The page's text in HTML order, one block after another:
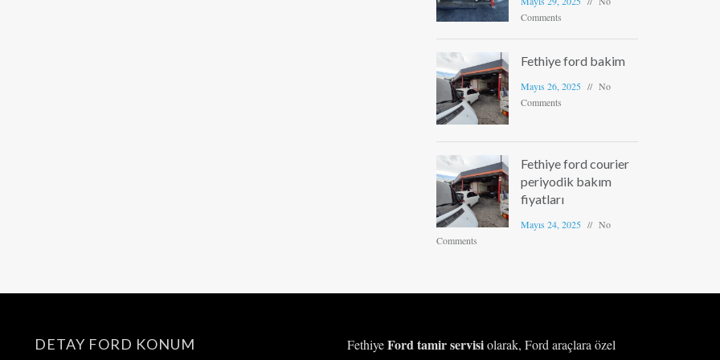
Comments
Fethiye ford bakim
Mayıs 26, 2025
No
Comments
Fethiye ford courier
periyodik bakım
fiyatları
Mayıs 24, 2025
No
Comments
DETAY FORD KONUM FethiyeFord tamir servisiolarak, Ford araçlara özel